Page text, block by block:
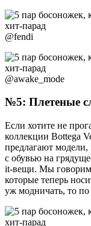
@fendi
@awake_mode
№5: Плетеные
Если хотите не
коллекции Bottega
предлагают модели,
с обувью на
it-вещи. Мы говорим
которые теперь
уж модничать, то